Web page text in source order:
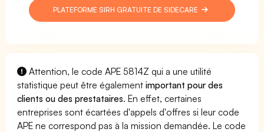
PLATEFORME SIRH GRATUITE DE SIDECARE
Attention, le code APE 5814Z qui a une utilité
statistique peut être égalementimportant pour des
clients ou des prestataires. En effet, certaines
entreprises sont écartées d'appels d'offres si leur code
APE ne correspond pas à la mission demandée. Le code